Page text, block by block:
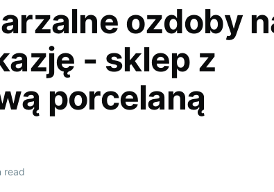
ozdoby
- sklep z
porcelaną
read